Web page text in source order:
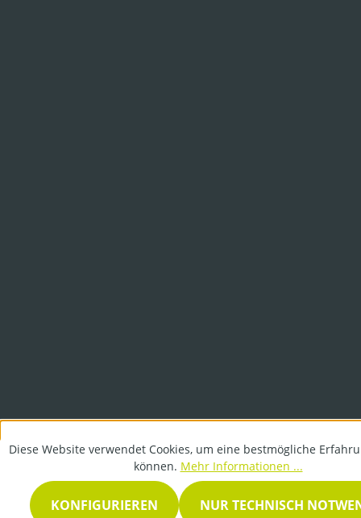
Diese Website verwendet Cookies, um eine bestmögliche
können. Mehr Informationen ...
NUR TECHNISCH
KONFIGURIEREN